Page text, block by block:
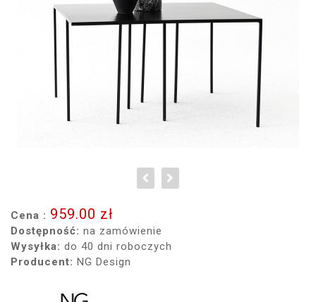
Cena : 959.00 zł
Dostępność: na zamówienie
Wysyłka: do 40 dni roboczych
Producent: NG Design